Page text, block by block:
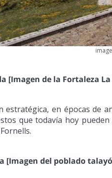
[Imagen de la Fortaleza
estratégica, en épocas de
que todavía hoy
[Imagen del poblado